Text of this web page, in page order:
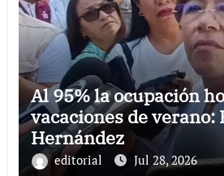
Al 95% la ocupación
vacaciones de verano:
Hernández
editorial Jul 28, 2026